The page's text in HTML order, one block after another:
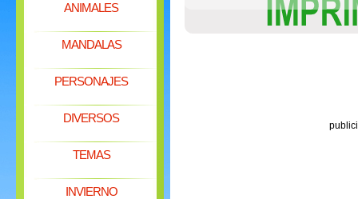
ANIMALES
MANDALAS
PERSONAJES
DIVERSOS
TEMAS
INVIERNO